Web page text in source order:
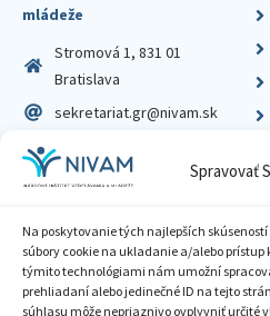
Spravovať
Na poskytovanie tých najlepších
súbory cookie na ukladanie a/alebo
týmito technológiami nám umožní
prehliadaní alebo jedinečné ID na tejto
súhlasu môže nepriaznivo ovplyvniť určité
mládeže
Stromová 1, 831 01
Bratislava
sekretariat.gr@nivam.sk
IČO: 00164348
DIČ: 2020798714
Zásady